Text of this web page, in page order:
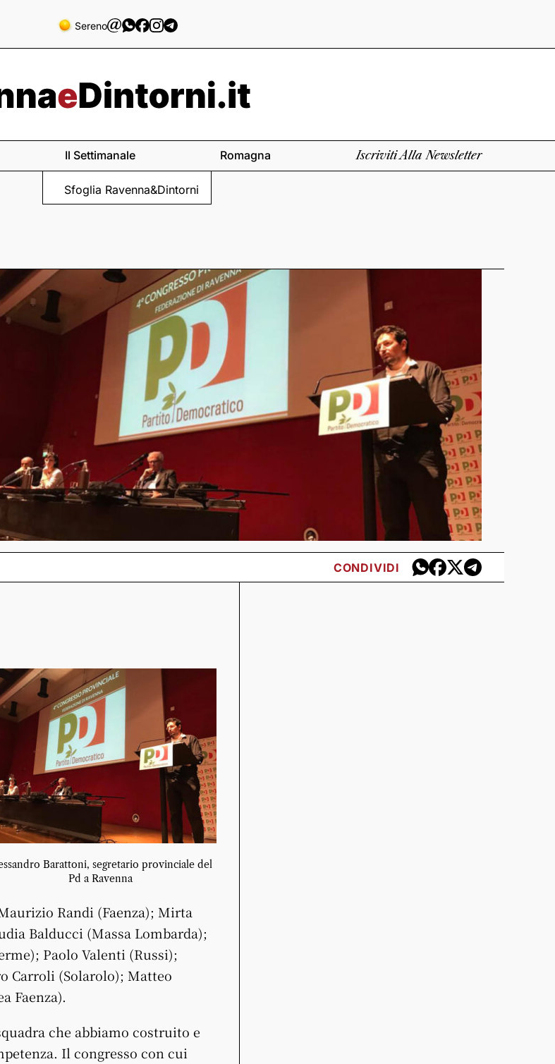
Sereno
Il Settimanale
Sfoglia Ravenna&Dintorni
Romagna Iscriviti Alla Newsletter
CONDIVIDI
Barattoni, segretario provinciale del
Pd a Ravenna
Randi (Faenza); Mirta
Balducci (Massa Lombarda);
Paolo Valenti (Russi);
Carroli (Solarolo); Matteo
Faenza).
che abbiamo costruito e
Il congresso con cui